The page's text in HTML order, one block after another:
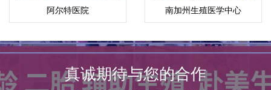
阿尔特医院 南加州生殖医学中心
真诚期待与您的合作